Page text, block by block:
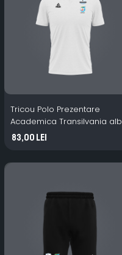
Tricou Polo Prezentare
Academica Transilvania alb
83,00 Lei